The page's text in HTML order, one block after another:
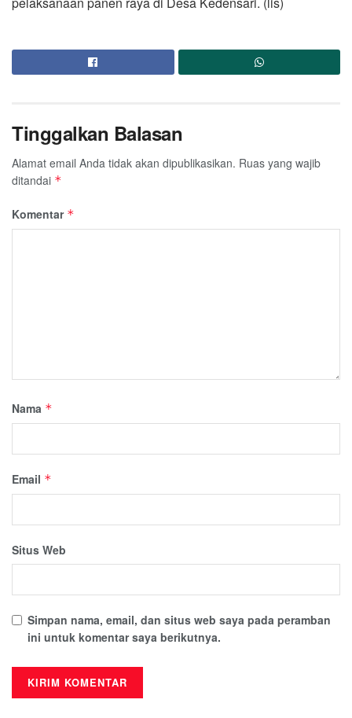
Tinggalkan Balasan
Alamat email Anda tidak akan dipublikasikan. Ruas yang wajib
ditandai *
Komentar *
Nama *
Email *
Situs Web
Simpan nama, email, dan situs web saya pada peramban
ini untuk komentar saya berikutnya.